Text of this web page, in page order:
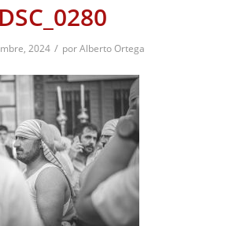
DSC_0280
2024 / porAlberto Ortega